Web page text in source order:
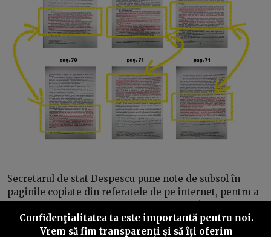
Secretarul de stat Despescu pune note de subsol în
paginile copiate din referatele de pe internet, pentru a
lăsa impresia că textul este unul original, însă notele de
subsol sunt inventate și nu corespund lucrărilor
indicate.
Confidenţialitatea ta este importantă pentru noi.
Vrem să fim transparenţi și să îţi oferim